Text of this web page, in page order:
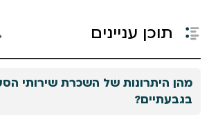
תוכן עניינים
מהן היתרונות של השכרת שירותי
בגבעתיים?